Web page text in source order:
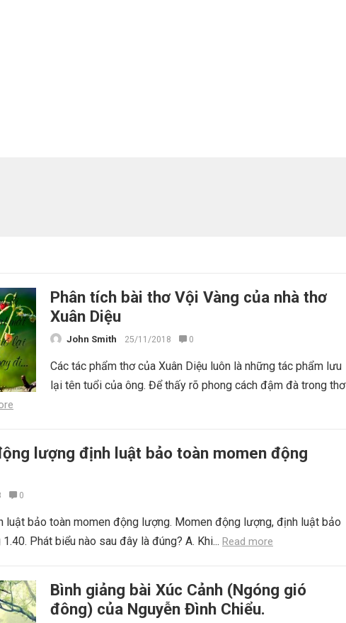
Phân tích bài thơ Vội Vàng của nhà thơ
Xuân Diệu
John Smith 25/11/2018 0
Các tác phẩm thơ của Xuân Diệu luôn là những tác phẩm lưu
lại tên tuổi của ông. Để thấy rõ phong cách đậm đà trong thơ
lượng định luật bảo toàn momen động
0
luật bảo toàn momen động lượng. Momen động lượng, định luật bảo
Phát biểu nào sau đây là đúng? A. Khi... Read more
Bình giảng bài Xúc Cảnh (Ngóng gió
đông) của Nguyễn Đình Chiểu.